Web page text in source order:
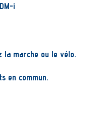
i
la marche ou le vélo.
en commun.